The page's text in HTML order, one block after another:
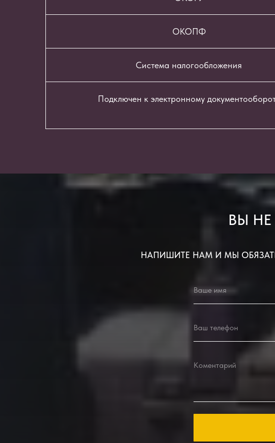
ОКОПФ
Система налогообложения
Подключен к электронному
ВЫ
НАПИШИТЕ НАМ И МЫ